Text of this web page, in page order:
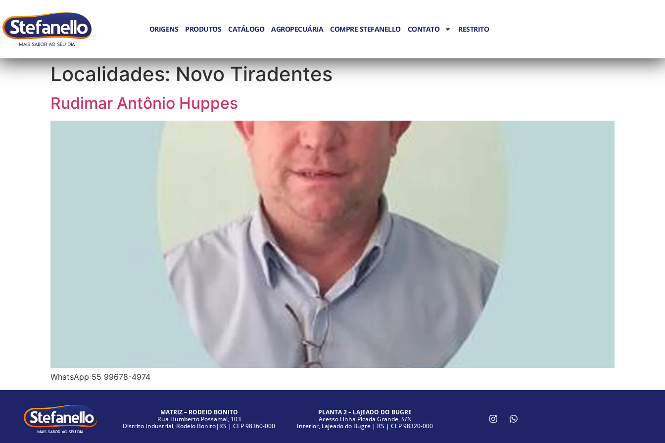
ORIGENS PRODUTOS CATÁLOGO AGROPECUÁRIA COMPRE STEFANELLO CONTATO RESTRITO
Localidades:Novo Tiradentes
Rudimar Antônio Huppes
WhatsApp 55 99678-4974
MATRIZ – RODEIO BONITO
Rua Humberto Possamai, 103
Distrito Industrial, Rodeio Bonito|RS | CEP 98360-000
PLANTA 2 – LAJEADO DO BUGRE
Acesso Linha Picada Grande, S/N
Interior, Lajeado do Bugre | RS | CEP 98320-000